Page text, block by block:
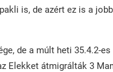
is, de azért ez is a
de a múlt heti 35.4.2-
Elekket átmigrálták 3